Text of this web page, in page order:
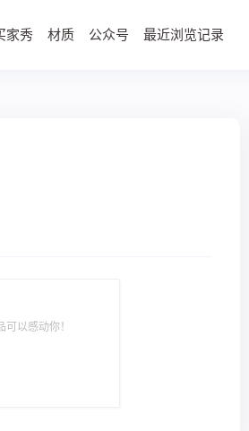
家秀 材质 公众号 最近浏览记录
以感动你！